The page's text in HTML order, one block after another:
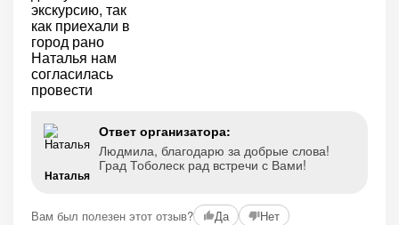
Наталья
Ответ организатора:
Людмила, благодарю за добрые слова!
Град Тоболеск рад встречи с Вами!
Вам был полезен этот отзыв? Да Нет